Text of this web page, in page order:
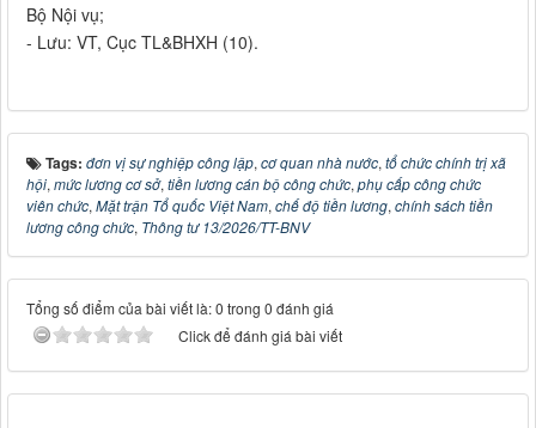
Bộ Nội vụ;
- Lưu: VT, Cục TL&BHXH (10).
Tags: đơn vị sự nghiệp công lập, cơ quan nhà nước, tổ chức chính trị xã
hội, mức lương cơ sở, tiền lương cán bộ công chức, phụ cấp công chức
viên chức, Mặt trận Tổ quốc Việt Nam, chế độ tiền lương, chính sách tiền
lương công chức, Thông tư 13/2026/TT-BNV
Tổng số điểm của bài viết là: 0 trong 0 đánh giá
Click để đánh giá bài viết